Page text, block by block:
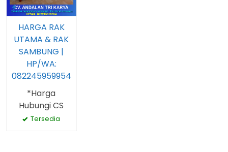
HARGA RAK
UTAMA & RAK
SAMBUNG |
HP/WA:
082245959954
*Harga
Hubungi CS
Tersedia